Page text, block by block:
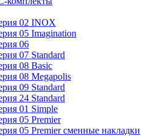
02 INOX
05 Imagination
06
07 Standard
08 Basic
08 Megapolis
09 Standard
24 Standard
01 Simple
05 Premier
05 Premier сменные накладки